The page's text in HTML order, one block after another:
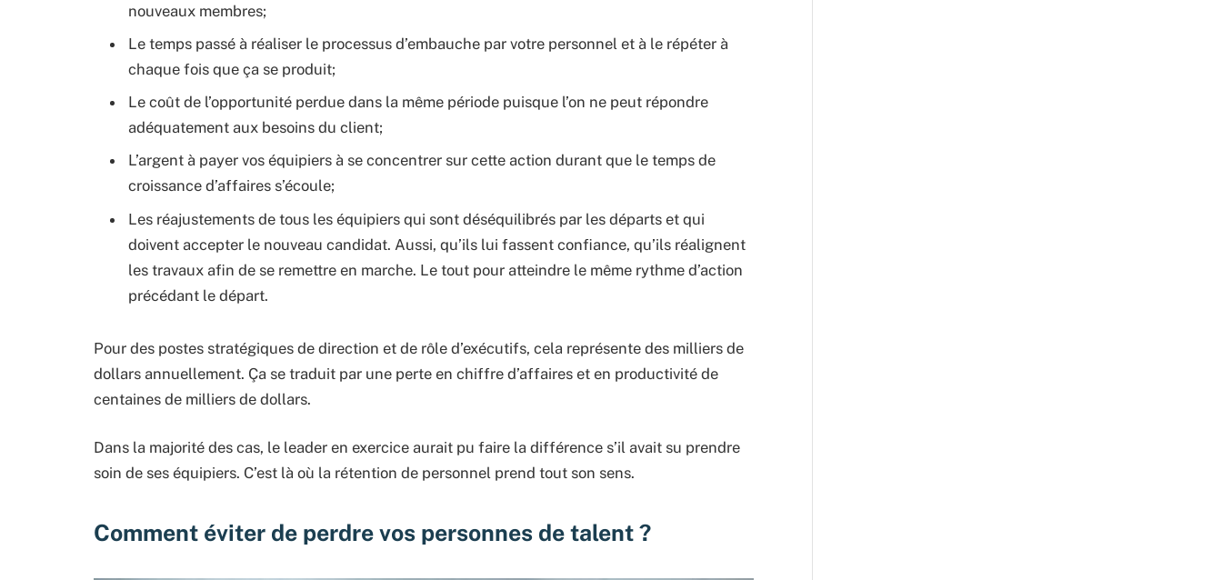
nouveaux membres;
Le temps passé à réaliser le processus d’embauche par votre personnel et à le répéter à
chaque fois que ça se produit;
Le coût de l’opportunité perdue dans la même période puisque l’on ne peut répondre
adéquatement aux besoins du client;
L’argent à payer vos équipiers à se concentrer sur cette action durant que le temps de
croissance d’affaires s’écoule;
Les réajustements de tous les équipiers qui sont déséquilibrés par les départs et qui
doivent accepter le nouveau candidat. Aussi, qu’ils lui fassent confiance, qu’ils réalignent
les travaux afin de se remettre en marche. Le tout pour atteindre le même rythme d’action
précédant le départ.
Pour des postes stratégiques de direction et de rôle d’exécutifs, cela représente des milliers de
dollars annuellement. Ça se traduit par une perte en chiffre d’affaires et en productivité de
centaines de milliers de dollars.
Dans la majorité des cas, le leader en exercice aurait pu faire la différence s’il avait su prendre
soin de ses équipiers. C’est là où la rétention de personnel prend tout son sens.
Comment éviter de perdre vos personnes de talent ?